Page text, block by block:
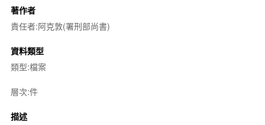
著作者
責任者:阿克敦(署刑部尚書)
資料類型
類型:檔案
層次:件
描述